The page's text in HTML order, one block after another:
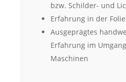
bzw. Schilder- und
Erfahrung in der
Ausgeprägtes
Erfahrung im
Maschinen